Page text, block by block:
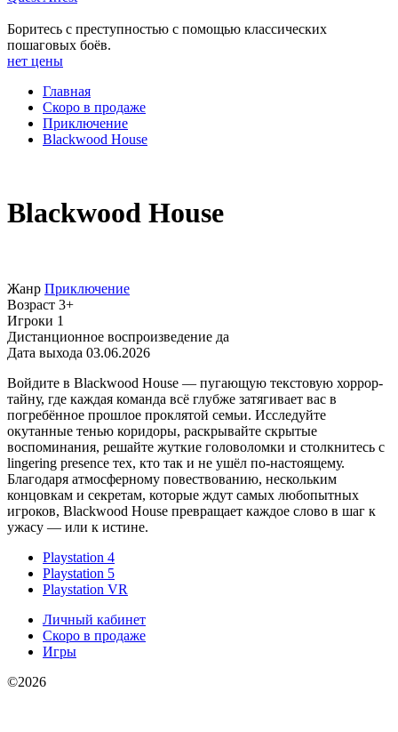
Боритесь с преступностью с помощью классических
пошаговых боёв.
нет цены
Главная
Скоро в продаже
Приключение
Blackwood House
Blackwood House
Жанр Приключение
Возраст 3+
Игроки 1
Дистанционное воспроизведение да
Дата выхода 03.06.2026
Войдите в Blackwood House — пугающую текстовую хоррор-
тайну, где каждая команда всё глубже затягивает вас в
погребённое прошлое проклятой семьи. Исследуйте
окутанные тенью коридоры, раскрывайте скрытые
воспоминания, решайте жуткие головоломки и столкнитесь с
lingering presence тех, кто так и не ушёл по-настоящему.
Благодаря атмосферному повествованию, нескольким
концовкам и секретам, которые ждут самых любопытных
игроков, Blackwood House превращает каждое слово в шаг к
ужасу — или к истине.
Playstation 4
Playstation 5
Playstation VR
Личный кабинет
Скоро в продаже
Игры
©2026